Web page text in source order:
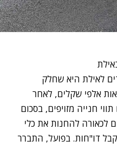
לאילת היא שחלק
אלפי שקלים, לאחר
חנייה מזויפים, בסכום
לכאורה להחנות את כלי
דו"חות. בפועל, התברר